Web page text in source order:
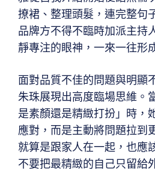
撩裙、整理頭髮，連完整句
品牌方不得不臨時加派主持
靜專注的眼神，一來一往形
面對品質不佳的問題與明顯
朱珠展現出高度臨場思維。
是素顏還是精緻打扮」時，
應對，而是主動將問題拉到
就算是跟家人在一起，也應
不要把最精緻的自己只留給